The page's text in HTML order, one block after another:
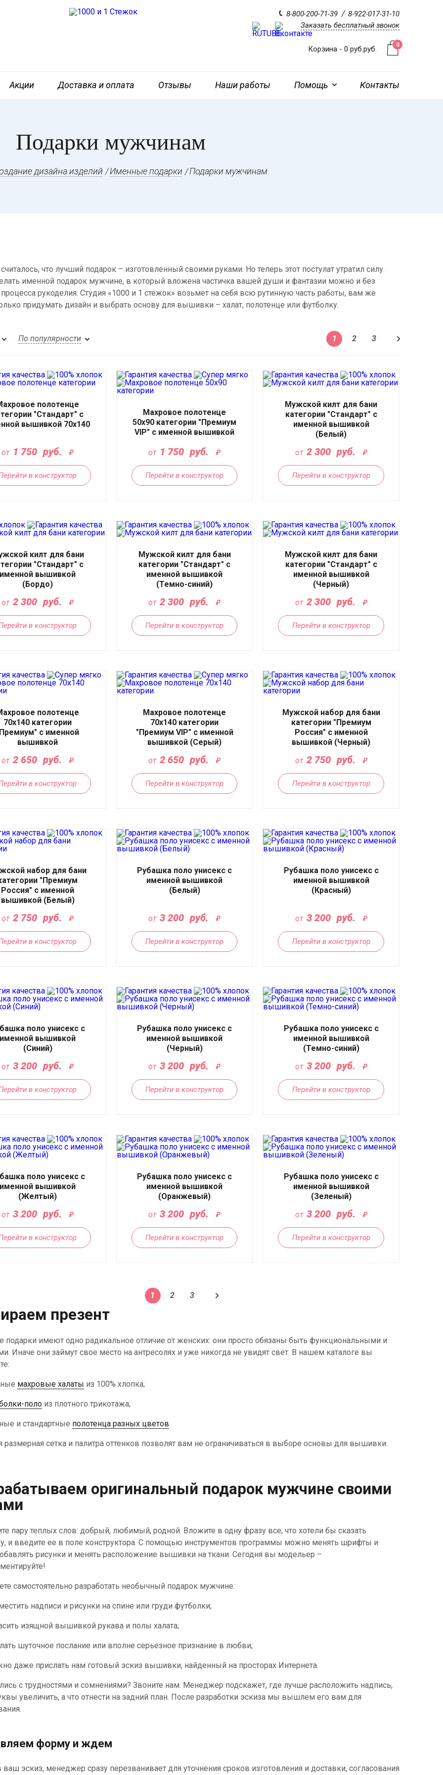
8-800-200-71-39
8-922-017-31-10
Заказать бесплатный звонок
Корзина - 0 руб. руб. 0
Акции Доставка и оплата Отзывы Наши работы Помощь Контакты
Подарки мужчинам
дизайна изделий Именные подарки Подарки мужчинам
что лучший подарок – изготовленный своими руками. Но теперь этот постулат утратил силу.
именной подарок мужчине, в который вложена частичка вашей души и фантазии можно и без
рукоделия. Студия «1000 и 1 стежок» возьмет на себя всю рутинную часть работы, вам же
придумать дизайн и выбрать основу для вышивки – халат, полотенце или футболку.
По популярности 1 2 3
полотенце
"Стандарт" с
вышивкой 70x140
от 1 750 руб.
в конструктор
Махровое полотенце
50х90 категории "Премиум
VIP" с именной вышивкой
от 1 750 руб.
Перейти в конструктор
Мужской килт для бани
категории "Стандарт" с
именной вышивкой
(Белый)
от 2 300 руб.
Перейти в конструктор
килт для бани
"Стандарт" с
именной вышивкой
(Бордо)
от 2 300 руб.
в конструктор
Мужской килт для бани
категории "Стандарт" с
именной вышивкой
(Темно-синий)
от 2 300 руб.
Перейти в конструктор
Мужской килт для бани
категории "Стандарт" с
именной вышивкой
(Черный)
от 2 300 руб.
Перейти в конструктор
полотенце
70х140 категории
с именной
вышивкой
от 2 650 руб.
в конструктор
Махровое полотенце
70х140 категории
"Премиум VIP" с именной
вышивкой (Серый)
от 2 650 руб.
Перейти в конструктор
Мужской набор для бани
категории "Премиум
Россия" с именной
вышивкой (Черный)
от 2 750 руб.
Перейти в конструктор
набор для бани
"Премиум
Россия" с именной
вышивкой (Белый)
от 2 750 руб.
в конструктор
Рубашка поло унисекс с
именной вышивкой
(Белый)
от 3 200 руб.
Перейти в конструктор
Рубашка поло унисекс с
именной вышивкой
(Красный)
от 3 200 руб.
Перейти в конструктор
поло унисекс с
именной вышивкой
(Синий)
от 3 200 руб.
в конструктор
Рубашка поло унисекс с
именной вышивкой
(Черный)
от 3 200 руб.
Перейти в конструктор
Рубашка поло унисекс с
именной вышивкой
(Темно-синий)
от 3 200 руб.
Перейти в конструктор
поло унисекс с
именной вышивкой
(Желтый)
от 3 200 руб.
в конструктор
Рубашка поло унисекс с
именной вышивкой
(Оранжевый)
от 3 200 руб.
Перейти в конструктор
Рубашка поло унисекс с
именной вышивкой
(Зеленый)
от 3 200 руб.
Перейти в конструктор
1 2 3
презент
подарки имеют одно радикальное отличие от женских: они просто обязаны быть функциональными и
Иначе они займут свое место на антресолях и уже никогда не увидят свет. В нашем каталоге вы
махровые халаты из 100% хлопка;
поло из плотного трикотажа;
и стандартные полотенца разных цветов.
размерная сетка и палитра оттенков позволят вам не ограничиваться в выборе основы для вышивки.
оригинальный подарок мужчине своими
пару теплых слов: добрый, любимый, родной. Вложите в одну фразу все, что хотели бы сказать
и введите ее в поле конструктора. С помощью инструментов программы можно менять шрифты и
рисунки и менять расположение вышивки на ткани. Сегодня вы модельер –
самостоятельно разработать необычный подарок мужчине:
надписи и рисунки на спине или груди футболки;
изящной вышивкой рукава и полы халата;
шуточное послание или вполне серьезное признание в любви;
даже прислать нам готовый эскиз вышивки, найденный на просторах Интернета.
с трудностями и сомнениями? Звоните нам. Менеджер подскажет, где лучше расположить надпись,
увеличить, а что отнести на задний план. После разработки эскиза мы вышлем его вам для
форму и ждем
эскиз, менеджер сразу перезванивает для уточнения сроков изготовления и доставки, согласования